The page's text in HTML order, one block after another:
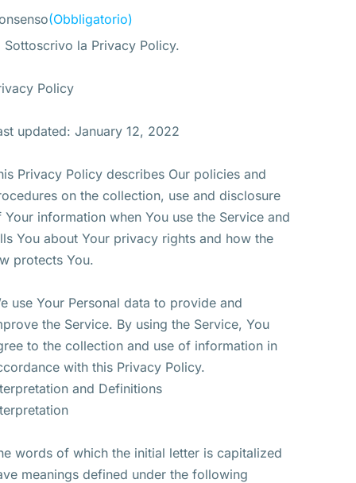
(Obbligatorio)
Sottoscrivo la Privacy Policy.
Policy
updated: January 12, 2022
Privacy Policy describes Our policies and
on the collection, use and disclosure
Your information when You use the Service and
You about Your privacy rights and how the
protects You.
use Your Personal data to provide and
the Service. By using the Service, You
to the collection and use of information in
with this Privacy Policy.
and Definitions
words of which the initial letter is capitalized
meanings defined under the following